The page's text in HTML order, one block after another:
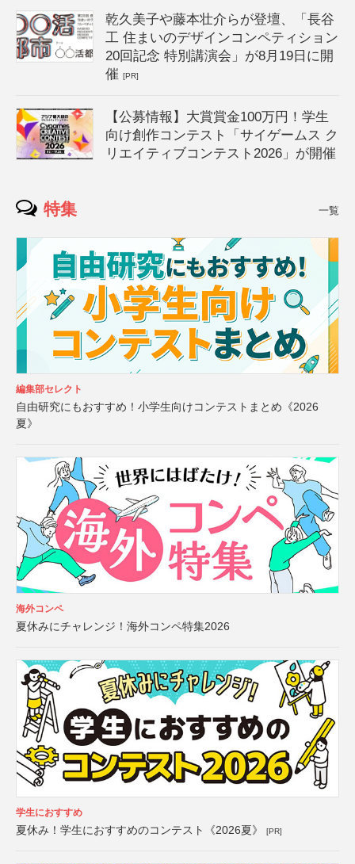
乾久美子や藤本壮介らが登壇、「長谷
工 住まいのデザインコンペティション
20回記念 特別講演会」が8月19日に開
催[PR]
【公募情報】大賞賞金100万円！学生
向け創作コンテスト「サイゲームス ク
リエイティブコンテスト2026」が開催
特集 一覧
編集部セレクト
自由研究にもおすすめ！小学生向けコンテストまとめ《2026
夏》
海外コンペ
夏休みにチャレンジ！海外コンペ特集2026
学生におすすめ
夏休み！学生におすすめのコンテスト《2026夏》 [PR]